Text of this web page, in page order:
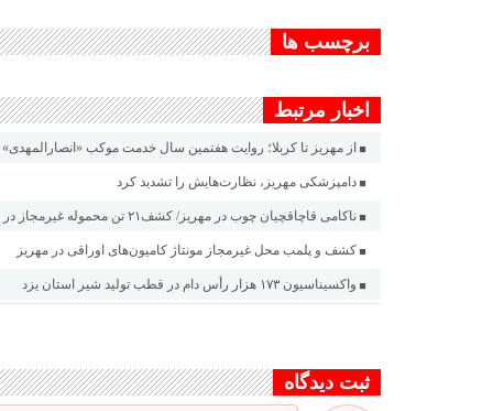
برچسب ها
اخبار مرتبط
از مهریز تا کربلا؛ روایت هفتمین سال خدمت موکب «انصارالمهدی»
دامپزشکی مهریز، نظارت‌هایش را تشدید کرد
ناکامی قاچاقچیان چوب در مهریز/ کشف۲۱ تن محموله غیرمجاز در گلوگاه شهید مدنی
کشف و پلمب محل غیرمجاز مونتاژ کامیون‌های اوراقی در مهریز
واکسیناسیون ۱۷۳ هزار رأس دام در قطب تولید شیر استان یزد
ثبت دیدگاه